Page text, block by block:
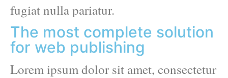
fugiat nulla pariatur.
The most complete solution
for web publishing
Lorem ipsum dolor sit amet, consectetur